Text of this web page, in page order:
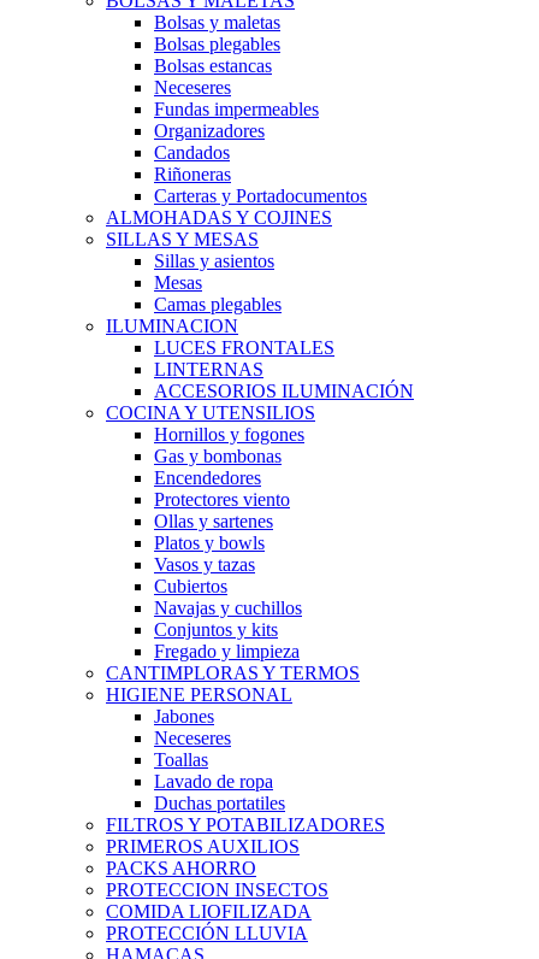
Bolsas y maletas
Bolsas plegables
Bolsas estancas
Neceseres
Fundas impermeables
Organizadores
Candados
Riñoneras
Carteras y Portadocumentos
ALMOHADAS Y COJINES
SILLAS Y MESAS
Sillas y asientos
Mesas
Camas plegables
ILUMINACION
LUCES FRONTALES
LINTERNAS
ACCESORIOS ILUMINACIÓN
COCINA Y UTENSILIOS
Hornillos y fogones
Gas y bombonas
Encendedores
Protectores viento
Ollas y sartenes
Platos y bowls
Vasos y tazas
Cubiertos
Navajas y cuchillos
Conjuntos y kits
Fregado y limpieza
CANTIMPLORAS Y TERMOS
HIGIENE PERSONAL
Jabones
Neceseres
Toallas
Lavado de ropa
Duchas portatiles
FILTROS Y POTABILIZADORES
PRIMEROS AUXILIOS
PACKS AHORRO
PROTECCION INSECTOS
COMIDA LIOFILIZADA
PROTECCIÓN LLUVIA
HAMACAS